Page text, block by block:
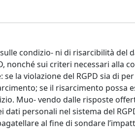
condizio- ni di risarcibilità del
nonché sui criteri necessari alla
la violazione del RGPD sia di
se il risarcimento possa
Muo- vendo dalle risposte
personali nel sistema del
al fine di sondare